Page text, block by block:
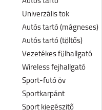
Univerzális tok
Autós tartó (mágneses)
Autós tartó (töltős)
Vezetékes fülhallgató
Wireless fejhallgató
Sport-futó öv
Sportkarpánt
Sport kiegészitő